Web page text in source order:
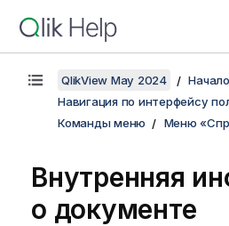
QlikView May 2024
Навигация по интерфейсу
Команды меню
Меню
Внутренняя
о документе